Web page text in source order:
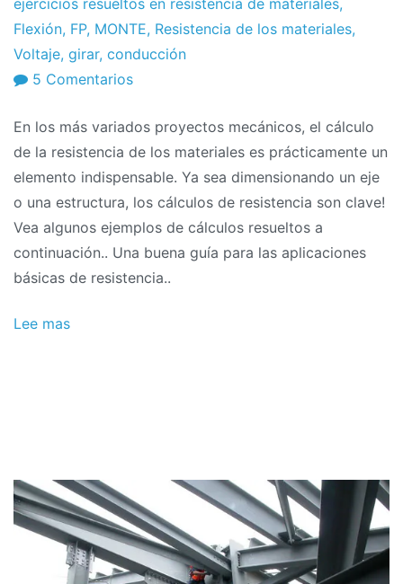
2012
ejercicios resueltos en resistencia de materiales,
Flexión, FP, MONTE, Resistencia de los materiales,
Voltaje, girar, conducción
5 Comentariosen
de
los
materiales:
Ejercicios
resueltos
En los más variados proyectos mecánicos, el cálculo
de la resistencia de los materiales es prácticamente un
elemento indispensable. Ya sea dimensionando un eje
o una estructura, los cálculos de resistencia son clave!
Vea algunos ejemplos de cálculos resueltos a
continuación.. Una buena guía para las aplicaciones
básicas de resistencia..
Lee mas